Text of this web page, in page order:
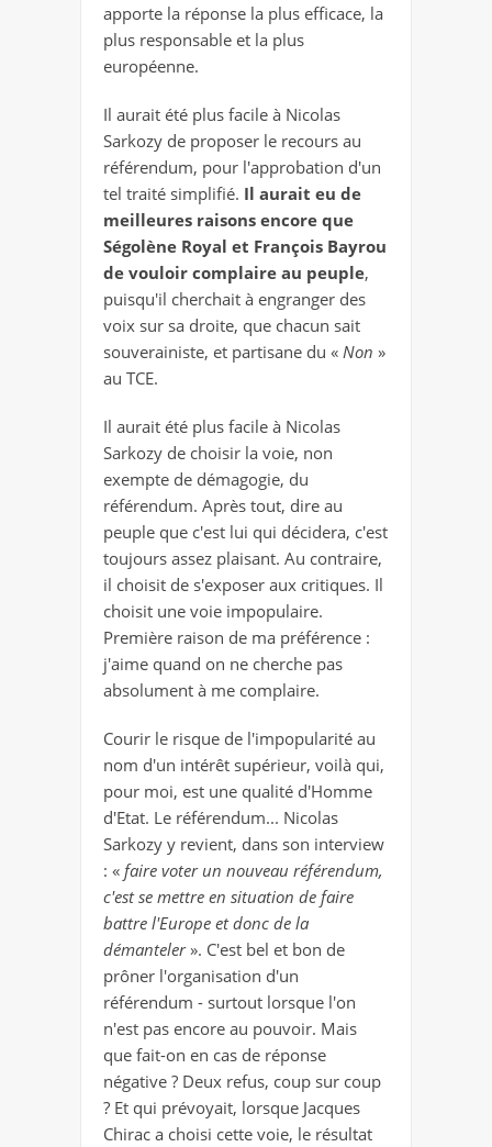
apporte la réponse la plus efficace, la
plus responsable et la plus
européenne.
Il aurait été plus facile à Nicolas
Sarkozy de proposer le recours au
référendum, pour l'approbation d'un
tel traité simplifié. Il aurait eu de
meilleures raisons encore que
Ségolène Royal et François Bayrou
de vouloir complaire au peuple,
puisqu'il cherchait à engranger des
voix sur sa droite, que chacun sait
souverainiste, et partisane du « Non »
au TCE.
Il aurait été plus facile à Nicolas
Sarkozy de choisir la voie, non
exempte de démagogie, du
référendum. Après tout, dire au
peuple que c'est lui qui décidera, c'est
toujours assez plaisant. Au contraire,
il choisit de s'exposer aux critiques. Il
choisit une voie impopulaire.
Première raison de ma préférence :
j'aime quand on ne cherche pas
absolument à me complaire.
Courir le risque de l'impopularité au
nom d'un intérêt supérieur, voilà qui,
pour moi, est une qualité d'Homme
d'Etat. Le référendum... Nicolas
Sarkozy y revient, dans son interview
: « faire voter un nouveau référendum,
c'est se mettre en situation de faire
battre l'Europe et donc de la
démanteler». C'est bel et bon de
prôner l'organisation d'un
référendum - surtout lorsque l'on
n'est pas encore au pouvoir. Mais
que fait-on en cas de réponse
négative ? Deux refus, coup sur coup
? Et qui prévoyait, lorsque Jacques
Chirac a choisi cette voie, le résultat